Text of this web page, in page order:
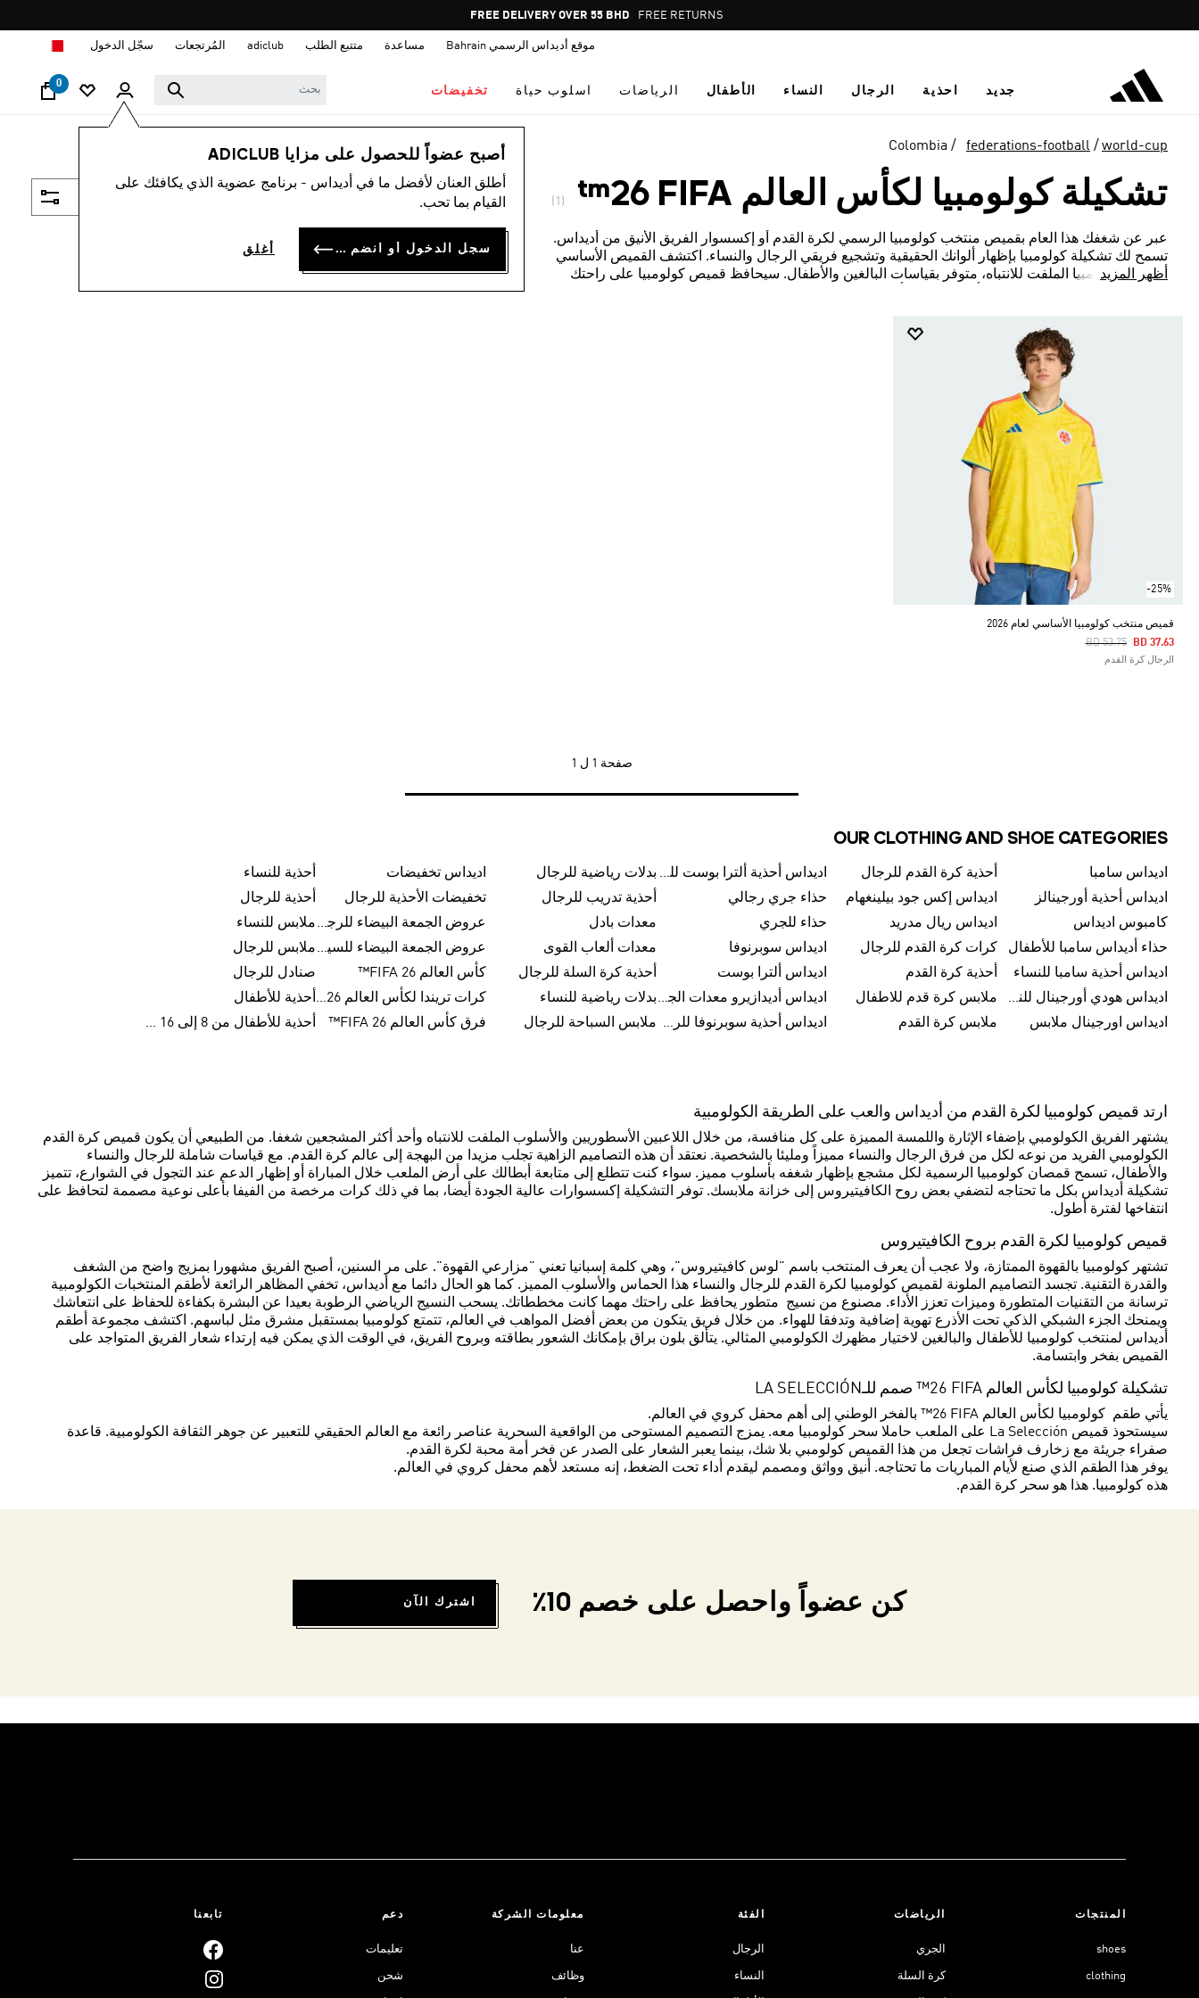
Pause
promotion
FREE DELIVERY OVER 55 BHD FREE RETURNS
موقع أديداس الرسمي Bahrain مساعدة متتبع الطلب adiclub المُرتجعات سجّل الدخول
جديد احذية الرجال النساء الأطفال الرياضات اسلوب حياة تخفيضات
0
أصبح عضواً للحصول على مزايا ADICLUB
أطلق العنان لأفضل ما في أديداس - برنامج عضوية الذي يكافئك على
القيام بما تحب.
سجل الدخول أو انضم الآن أغلق
world-cup
federations-football
Colombia
تشكيلة كولومبيا لكأس العالم FIFA ‏26™
عبر عن شغفك هذا العام بقميص منتخب كولومبيا الرسمي لكرة القدم أو إكسسوار الفريق الأنيق من أديداس.
تسمح لك تشكيلة كولومبيا بإظهار ألوانك الحقيقية وتشجيع فريقي الرجال والنساء. اكتشف القميص الأساسي
لمنتخب كولومبيا الملفت للانتباه، متوفر بقياسات البالغين والأطفال. سيحافظ قميص كولومبيا على راحتك
ومظهرك المميز سواء كنت على أرض الملعب أو تستمتع بالاحتفال بعد انتصار صعب، حيث صنع بنسيج فاخر منعش
يظهره لاعبو Los Cafeteros خلال اللعب، حيث تضمن قمصان وإكسسوارات المنتخب الكولومبي إشعال حماسك.
احصل عليه لك أو كهدية مثالية لعشاق كولومبيا.
أظهر المزيد
-25%
قميص منتخب كولومبيا الأساسي لعام 2026
Price Reduced From
BD 53.75ToBD 37.63
الرجال كرة القدم
صفحة 1 ل 1
OUR CLOTHING AND SHOE CATEGORIES
اديداس سامبا أحذية كرة القدم للرجال اديداس أحذية ألترا بوست للرجال بدلات رياضية للرجال اديداس تخفيضات
أحذية للنساء
اديداس أحذية أورجينالز
اديداس إكس جود بيلينغهام حذاء جري رجالي أحذية تدريب للرجال تخفيضات الأحذية للرجال
أحذية للرجال
كامبوس اديداس
اديداس ريال مدريد حذاء للجري معدات بادل عروض الجمعة البيضاء للرجالملابس للنساء
حذاء أديداس سامبا للأطفال
كرات كرة القدم للرجال اديداس سوبرنوفا معدات ألعاب القوى عروض الجمعة البيضاء للسيداتملابس للرجال
اديداس أحذية سامبا للنساء
أحذية كرة القدم اديداس ألترا بوست أحذية كرة السلة للرجال كأس العالم FIFA 26™
صنادل للرجال
اديداس هودي أورجينال للنساء
ملابس كرة قدم للاطفال اديداس أديدازيرو معدات الجريبدلات رياضية للنساء كرات تريندا لكأس العالم FIFA 26™أحذية للأطفال
اديداس اورجينال ملابس
ملابس كرة القدم اديداس أحذية سوبرنوفا للرجال ملابس السباحة للرجال فرق كأس العالم FIFA 26™ أحذية للأطفال من 8 إلى 16 سنة
ارتد قميص كولومبيا لكرة القدم من أديداس والعب على الطريقة الكولومبية
يشتهر الفريق الكولومبي بإضفاء الإثارة واللمسة المميزة على كل منافسة، من خلال اللاعبين الأسطوريين والأسلوب الملفت للانتباه وأحد أكثر المشجعين شغفا. من الطبيعي أن يكون قميص كرة القدم
الكولومبي الفريد من نوعه لكل من فرق الرجال والنساء مميزاً ومليئا بالشخصية. نعتقد أن هذه التصاميم الزاهية تجلب مزيدا من البهجة إلى عالم كرة القدم. مع قياسات شاملة للرجال والنساء
والأطفال، تسمح قمصان كولومبيا الرسمية لكل مشجع بإظهار شغفه بأسلوب مميز. سواء كنت تتطلع إلى متابعة أبطالك على أرض الملعب خلال المباراة أو إظهار الدعم عند التجول في الشوارع، تتميز
تشكيلة أديداس بكل ما تحتاجه لتضفي بعض روح الكافيتيروس إلى خزانة ملابسك. توفر التشكيلة إكسسوارات عالية الجودة أيضا، بما في ذلك كرات مرخصة من الفيفا بأعلى نوعية مصممة لتحافظ على
انتفاخها لفترة أطول.
قميص كولومبيا لكرة القدم بروح الكافيتيروس
تشتهر كولومبيا بالقهوة الممتازة، ولا عجب أن يعرف المنتخب باسم "لوس كافيتيروس"، وهي كلمة إسبانيا تعني "مزارعي القهوة". على مر السنين، أصبح الفريق مشهورا بمزيج واضح من الشغف
والقدرة التقنية. تجسد التصاميم الملونة لقميص كولومبيا لكرة القدم للرجال والنساء هذا الحماس والأسلوب المميز. كما هو الحال دائما مع أديداس، تخفي المظاهر الرائعة لأطقم المنتخبات الكولومبية
ترسانة من التقنيات المتطورة وميزات تعزز الأداء. مصنوع من نسيج متطور يحافظ على راحتك مهما كانت مخططاتك. يسحب النسيج الرياضي الرطوبة بعيدا عن البشرة بكفاءة للحفاظ على انتعاشك
ويمنحك الجزء الشبكي الذكي تحت الأذرع تهوية إضافية وتدفقا للهواء. من خلال فريق يتكون من بعض أفضل المواهب في العالم، تتمتع كولومبيا بمستقبل مشرق مثل لباسهم. اكتشف مجموعة أطقم
أديداس لمنتخب كولومبيا للأطفال والبالغين لاختيار مظهرك الكولومبي المثالي. يتألق بلون براق بإمكانك الشعور بطاقته وبروح الفريق، في الوقت الذي يمكن فيه إرتداء شعار الفريق المتواجد على
القميص بفخر وابتسامة.
تشكيلة كولومبيا لكأس العالم FIFA ‏26™ صمم للـLA SELECCIÓN
يأتي طقم كولومبيا لكأس العالم FIFA ‏26™ بالفخر الوطني إلى أهم محفل كروي في العالم.
سيستحوذ قميص La Selección على الملعب حاملا سحر كولومبيا معه. يمزج التصميم المستوحى من الواقعية السحرية عناصر رائعة مع العالم الحقيقي للتعبير عن جوهر الثقافة الكولومبية. قاعدة
صفراء جريئة مع زخارف فراشات تجعل من هذا القميص كولومبي بلا شك، بينما يعبر الشعار على الصدر عن فخر أمة محبة لكرة القدم.
يوفر هذا الطقم الذي صنع لأيام المباريات ما تحتاجه. أنيق وواثق ومصمم ليقدم أداء تحت الضغط، إنه مستعد لأهم محفل كروي في العالم.
هذه كولومبيا. هذا هو سحر كرة القدم.
كن عضواً واحصل على خصم 10٪ اشترك الآن
المنتجات
shoes
clothing
الرياضات
الجري
كرة السلة
الفئة
الرجال
النساء
معلومات الشركة
عنا
وظائف
دعم
تعليمات
شحن
تابعنا